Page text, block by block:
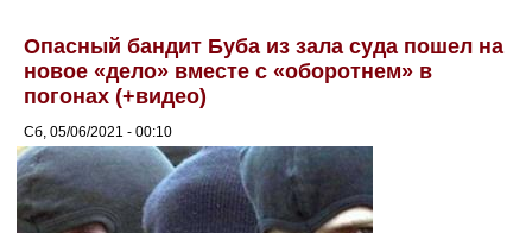
Опасный бандит Буба из зала суда пошел на
новое «дело» вместе с «оборотнем» в
погонах (+видео)
Сб, 05/06/2021 - 00:10